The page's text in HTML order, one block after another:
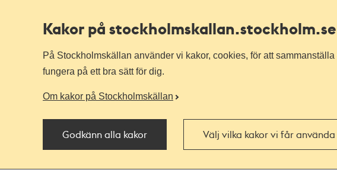
Kakor på stockholmskallan.stockholm.se
På Stockholmskällan använder vi kakor, cookies, för att
fungera på ett bra sätt för dig.
Om kakor på Stockholmskällan
Godkänn alla kakor Välj vilka kakor vi får använda